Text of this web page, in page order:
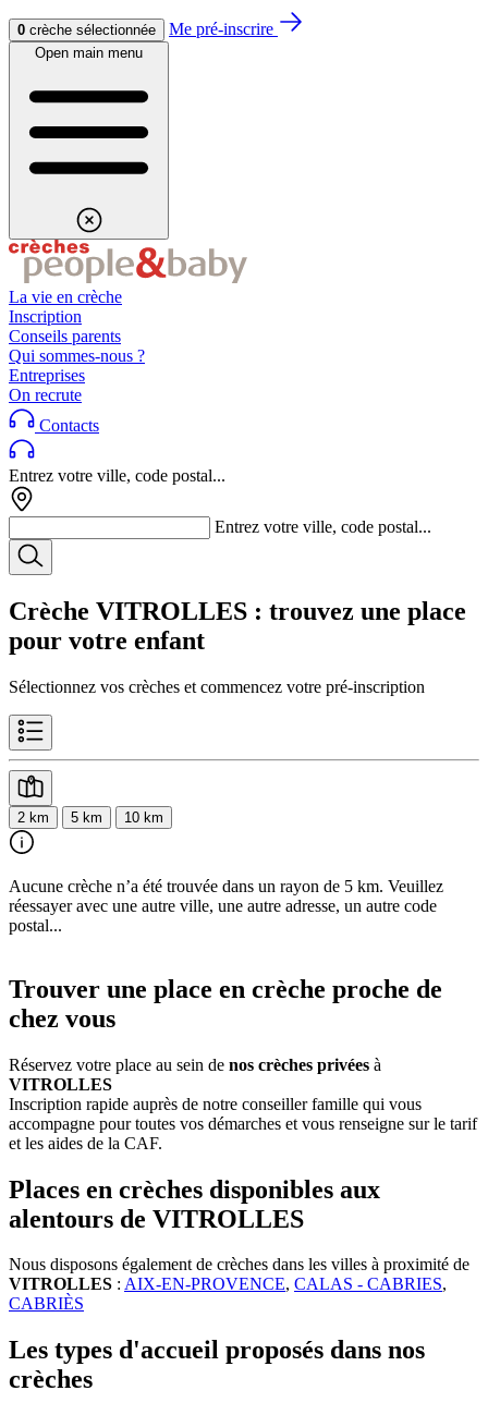
Aller au contenuAller au footer
0 crèche sélectionnée Me pré-inscrire
Open main menu
La vie en crèche
Inscription
Conseils parents
Qui sommes-nous ?
Entreprises
On recrute
Contacts
Entrez votre ville, code postal...
Entrez votre ville, code postal...
Crèche VITROLLES : trouvez une place
pour votre enfant
Sélectionnez vos crèches et commencez votre pré-inscription
2 km 5 km 10 km
Aucune crèche n’a été trouvée dans un rayon de 5 km. Veuillez
réessayer avec une autre ville, une autre adresse, un autre code
postal...
Trouver une place en crèche proche de
chez vous
Réservez votre place au sein de nos crèches privées à
VITROLLES
Inscription rapide auprès de notre conseiller famille qui vous
accompagne pour toutes vos démarches et vous renseigne sur le tarif
et les aides de la CAF.
Places en crèches disponibles aux
alentours de VITROLLES
Nous disposons également de crèches dans les villes à proximité de
VITROLLES : AIX-EN-PROVENCE, CALAS - CABRIES,
CABRIÈS
Les types d'accueil proposés dans nos
crèches